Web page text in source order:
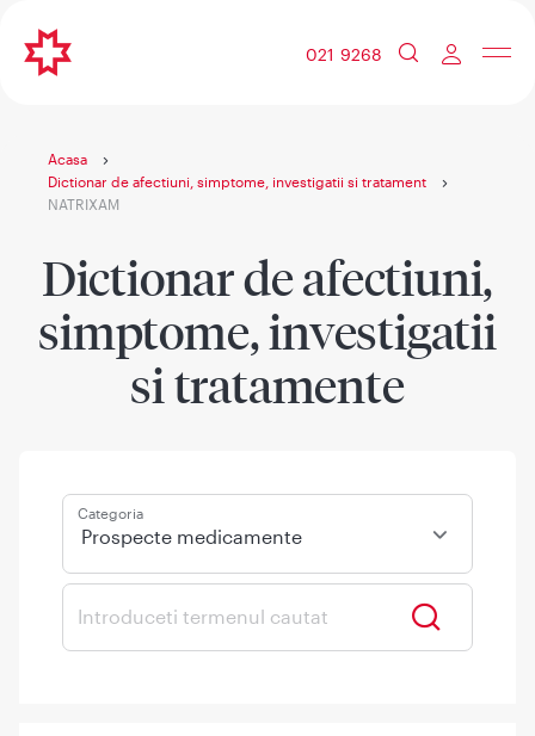
021 9268
Acasa
Dictionar de afectiuni, simptome, investigatii si tratament
NATRIXAM
Dictionar de afectiuni,
simptome, investigatii
si tratamente
Categoria
Prospecte medicamente